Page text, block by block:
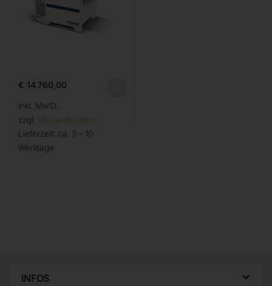
€ 14.760,00
inkl. MwSt.
zzgl. Versandkosten
Lieferzeit: ca. 5 - 10
Werktage
INFOS